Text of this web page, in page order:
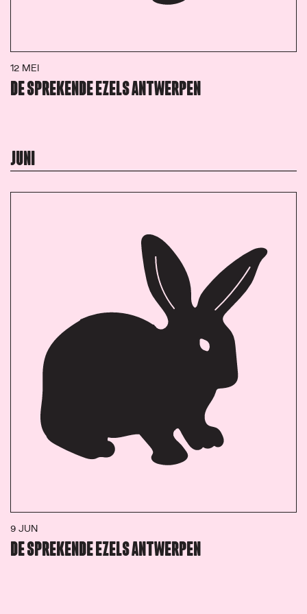
12 MEI
DE SPREKENDE EZELS ANTWERPEN
JUNI
9 JUN
DE SPREKENDE EZELS ANTWERPEN